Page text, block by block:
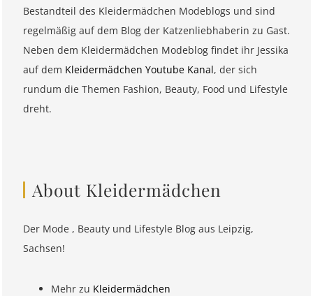
Bestandteil des Kleidermädchen Modeblogs und sind
regelmäßig auf dem Blog der Katzenliebhaberin zu Gast.
Neben dem Kleidermädchen Modeblog findet ihr Jessika
auf dem Kleidermädchen Youtube Kanal, der sich
rundum die Themen Fashion, Beauty, Food und Lifestyle
dreht.
About Kleidermädchen
Der Mode , Beauty und Lifestyle Blog aus Leipzig,
Sachsen!
Mehr zu Kleidermädchen